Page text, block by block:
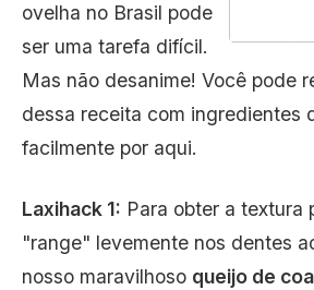
ovelha no Brasil pode
ser uma tarefa difícil.
Mas não desanime! Você pode
dessa receita com ingredientes
facilmente por aqui.
Laxihack 1: Para obter a textura
"range" levemente nos dentes
nosso maravilhoso queijo de